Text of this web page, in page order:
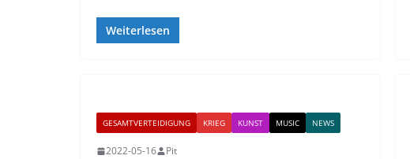
Weiterlesen
GESAMTVERTEIDIGUNG KRIEG KUNST MUSIC NEWS
2022-05-16 Pit